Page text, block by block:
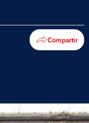
Compartir